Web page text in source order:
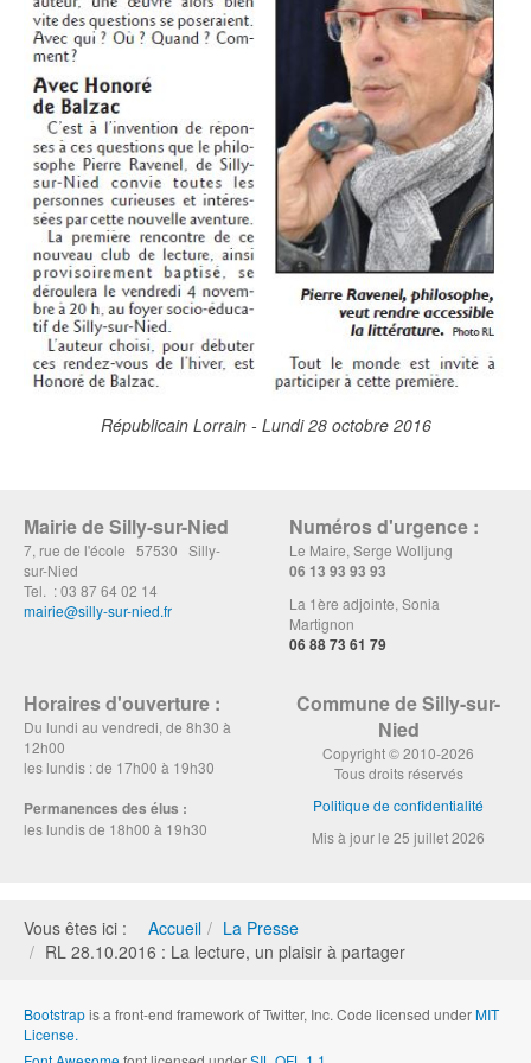
Républicain Lorrain - Lundi 28 octobre 2016
Mairie de Silly-sur-Nied
7, rue de l'école 57530 Silly-
sur-Nied
Tel. : 03 87 64 02 14
mairie@silly-sur-nied.fr
Numéros d'urgence :
Le Maire, Serge Wolljung
06 13 93 93 93
La 1ère adjointe, Sonia
Martignon
06 88 73 61 79
Horaires d'ouverture :
Du lundi au vendredi, de 8h30 à
12h00
les lundis : de 17h00 à 19h30
Permanences des élus :
les lundis de 18h00 à 19h30
Commune de Silly-sur-
Nied
Copyright © 2010-2026
Tous droits réservés
Politique de confidentialité
Mis à jour le 25 juillet 2026
Vous êtes ici : Accueil
La Presse
RL 28.10.2016 : La lecture, un plaisir à partager
Bootstrapis a front-end framework of Twitter, Inc. Code licensed underMIT
License.